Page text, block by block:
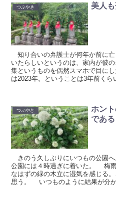
つぶやき 美人
知り合いの弁護士が何年か前に
いたらしいというのは、家内が彼
集というものを偶然スマホで目に
は2023年。ということは3年前くら
つぶやき
ホン
である
きのう久しぶりにいつもの公園
公園には４時過ぎに着いた。 梅
なはずの緑の木立に湿気を感じる
思う。 いつものように結果が分か